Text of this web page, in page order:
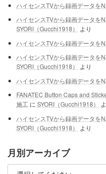
ハイセンスTVから録画データを
ハイセンスTVから録画データを
SYORI（Gucchi1918）
より
ハイセンスTVから録画データを
ハイセンスTVから録画データを
SYORI（Gucchi1918）
より
ハイセンスTVから録画データを
FANATEC Button Caps and
施工 に SYORI（Gucchi1918）
ハイセンスTVから録画データを
SYORI（Gucchi1918）
より
月別アーカイブ